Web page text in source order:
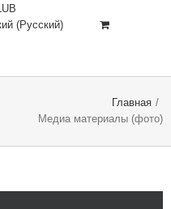
(Русский)
Главная /
Медиа материалы (фото)